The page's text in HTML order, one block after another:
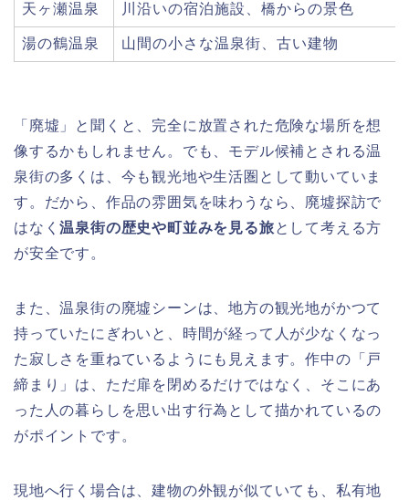
天ヶ瀬温泉 川沿いの宿泊施設、橋からの景色
湯の鶴温泉 山間の小さな温泉街、古い建物
「廃墟」と聞くと、完全に放置された危険な場所を想
像するかもしれません。でも、モデル候補とされる温
泉街の多くは、今も観光地や生活圏として動いていま
す。だから、作品の雰囲気を味わうなら、廃墟探訪で
はなく温泉街の歴史や町並みを見る旅として考える方
が安全です。
また、温泉街の廃墟シーンは、地方の観光地がかつて
持っていたにぎわいと、時間が経って人が少なくなっ
た寂しさを重ねているようにも見えます。作中の「戸
締まり」は、ただ扉を閉めるだけではなく、そこにあ
った人の暮らしを思い出す行為として描かれているの
がポイントです。
現地へ行く場合は、建物の外観が似ていても、私有地